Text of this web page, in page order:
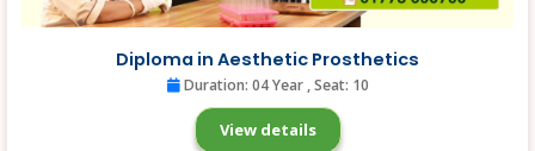
Diploma in Aesthetic Prosthetics
Duration: 04 Year , Seat: 10
View details